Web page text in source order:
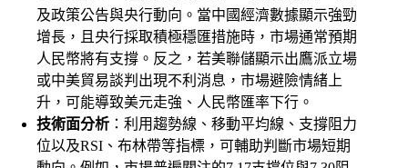
及政策公告與央行動向。當中國經濟數據顯示強勁
增長，且央行採取積極穩匯措施時，市場通常預期
人民幣將有支撐。反之，若美聯儲顯示出鷹派立場
或中美貿易談判出現不利消息，市場避險情緒上
升，可能導致美元走強、人民幣匯率下行。
技術面分析 ：利用趨勢線、移動平均線、支撐阻力
位以及RSI、布林帶等指標，可輔助判斷市場短期